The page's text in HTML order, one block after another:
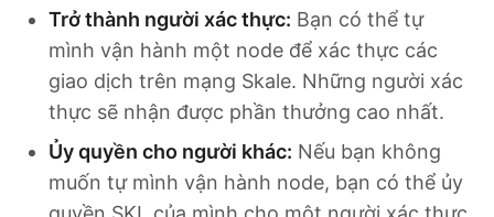
Trở thành người xác thực: Bạn có thể tự
mình vận hành một node để xác thực các
giao dịch trên mạng Skale. Những người xác
thực sẽ nhận được phần thưởng cao nhất.
Ủy quyền cho người khác: Nếu bạn không
muốn tự mình vận hành node, bạn có thể ủy